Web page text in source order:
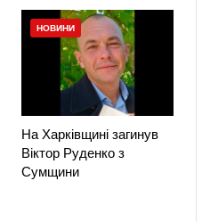
НОВИНИ
На Харківщині загинув
Віктор Руденко з
Сумщини